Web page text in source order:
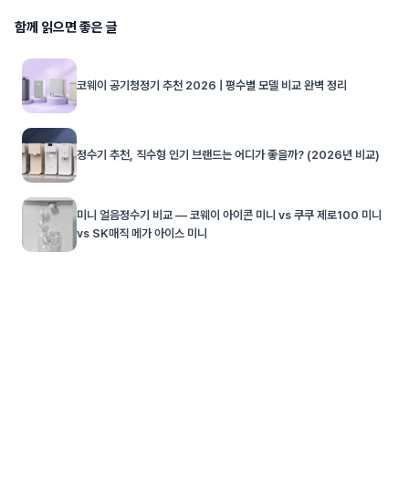
함께 읽으면 좋은 글
코웨이 공기청정기 추천 2026 | 평수별 모델 비교 완벽 정리
정수기 추천, 직수형 인기 브랜드는 어디가 좋을까? (2026년 비교)
미니 얼음정수기 비교 — 코웨이 아이콘 미니 vs 쿠쿠 제로100 미니
vs SK매직 메가 아이스 미니